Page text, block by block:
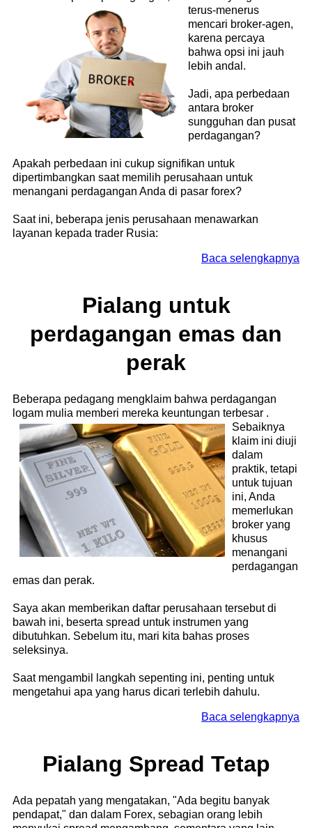
terus-menerus
mencari broker-agen,
karena percaya
bahwa opsi ini jauh
lebih andal.
Jadi, apa perbedaan
antara broker
sungguhan dan pusat
perdagangan?
Apakah perbedaan ini cukup signifikan untuk
dipertimbangkan saat memilih perusahaan untuk
menangani perdagangan Anda di pasar forex?
Saat ini, beberapa jenis perusahaan menawarkan
layanan kepada trader Rusia:
Baca selengkapnya
Pialang untuk
perdagangan emas dan
perak
Beberapa pedagang mengklaim bahwa perdagangan
logam mulia memberi mereka keuntungan terbesar .
Sebaiknya
klaim ini diuji
dalam
praktik, tetapi
untuk tujuan
ini, Anda
memerlukan
broker yang
khusus
menangani
perdagangan
emas dan perak.
Saya akan memberikan daftar perusahaan tersebut di
bawah ini, beserta spread untuk instrumen yang
dibutuhkan. Sebelum itu, mari kita bahas proses
seleksinya.
Saat mengambil langkah sepenting ini, penting untuk
mengetahui apa yang harus dicari terlebih dahulu.
Baca selengkapnya
Pialang Spread Tetap
Ada pepatah yang mengatakan, "Ada begitu banyak
pendapat," dan dalam Forex, sebagian orang lebih